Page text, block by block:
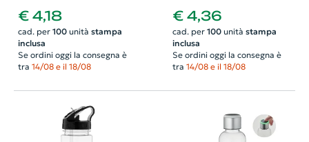
pieghevole
€ 4,18
cad. per 100unità stampa
inclusa
Se ordini oggi la consegna è
tra 14/08 e il 18/08
acciaio inossidabile
€ 4,36
cad. per 100unità stampa
inclusa
Se ordini oggi la consegna è
tra 14/08 e il 18/08